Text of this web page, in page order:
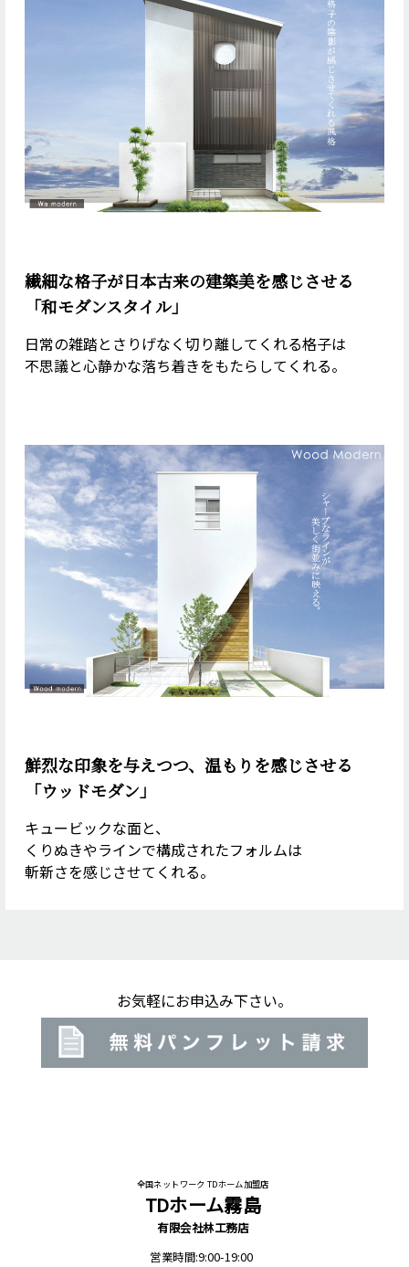
繊細な格子が日本古来の建築美を感じさせる
「和モダンスタイル」
日常の雑踏と さりげなく切り離してくれる格子は
不思議と心静かな落ち着きをもたらしてくれる。
鮮烈な印象を与えつつ、温もりを感じさせる
「ウッドモダン」
キュービックな面と、
くりぬきやラインで構成されたフォルムは
斬新さを感じさせてくれる。
お気軽にお申込み下さい。
全国ネットワーク TDホーム加盟店
TDホーム霧島
有限会社林工務店
営業時間:9:00-19:00